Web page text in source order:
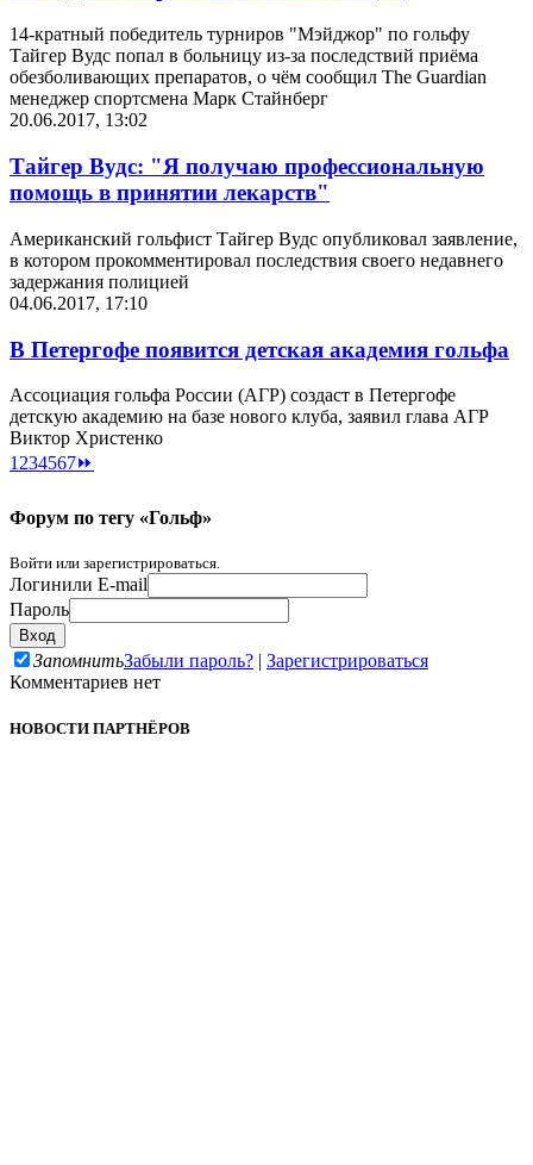
14-кратный победитель турниров "Мэйджор" по гольфу
Тайгер Вудс попал в больницу из-за последствий приёма
обезболивающих препаратов, о чём сообщил The Guardian
менеджер спортсмена Марк Стайнберг
20.06.2017, 13:02
Тайгер Вудс: "Я получаю профессиональную
помощь в принятии лекарств"
Американский гольфист Тайгер Вудс опубликовал заявление,
в котором прокомментировал последствия своего недавнего
задержания полицией
04.06.2017, 17:10
В Петергофе появится детская академия гольфа
Ассоциация гольфа России (АГР) создаст в Петергофе
детскую академию на базе нового клуба, заявил глава АГР
Виктор Христенко
1 234567⏩
Форум по тегу «Гольф»
Войти или зарегистрироваться.
Логинили E-mail
Пароль
ЗапомнитьЗабыли пароль? | Зарегистрироваться
Комментариев нет
НОВОСТИ ПАРТНЁРОВ